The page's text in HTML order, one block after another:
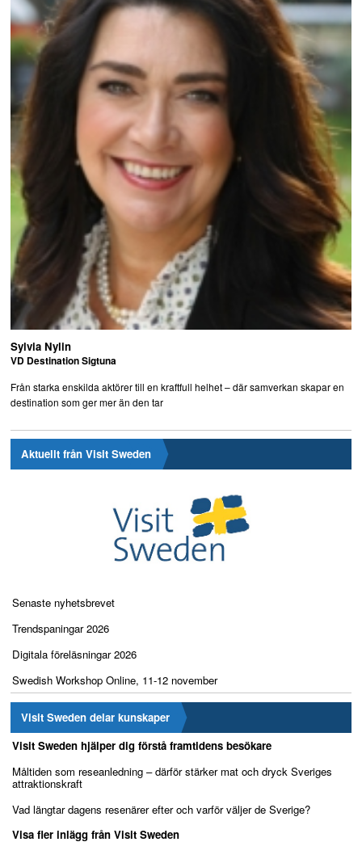
Sylvia Nylin
VD Destination Sigtuna
Från starka enskilda aktörer till en kraftfull helhet – där samverkan skapar en
destination som ger mer än den tar
Aktuellt från Visit Sweden
Senaste nyhetsbrevet
Trendspaningar 2026
Digitala föreläsningar 2026
Swedish Workshop Online, 11-12 november
Visit Sweden delar kunskaper
Visit Sweden hjälper dig förstå framtidens besökare
Måltiden som reseanledning – därför stärker mat och dryck Sveriges
attraktionskraft
Vad längtar dagens resenärer efter och varför väljer de Sverige?
Visa fler inlägg från Visit Sweden